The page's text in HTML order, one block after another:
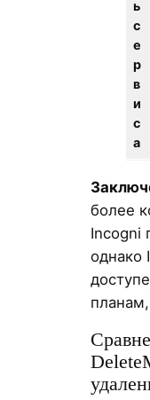
ь
с
е
р
в
и
с
а
более
Incogni
однако